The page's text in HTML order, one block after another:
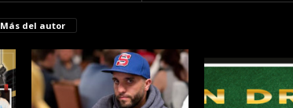
Más del autor